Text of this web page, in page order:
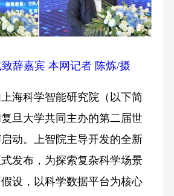
辞嘉宾 本网记者 陈炼/摄
科学智能研究院（以下简
旦大学共同主办的第二届世
动。上智院主导开发的全新
发布，为探索复杂科学场景
设，以科学数据平台为核心